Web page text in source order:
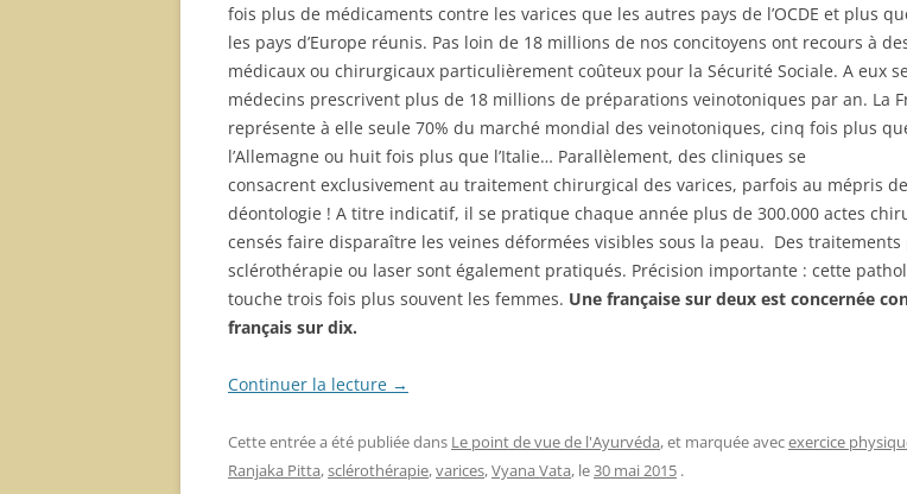
fois plus de médicaments contre les varices que les autres pays de l’OCDE et plus
les pays d’Europe réunis. Pas loin de 18 millions de nos concitoyens ont recours à
médicaux ou chirurgicaux particulièrement coûteux pour la Sécurité Sociale. A eux
médecins prescrivent plus de 18 millions de préparations veinotoniques par an. La
représente à elle seule 70% du marché mondial des veinotoniques, cinq fois plus
l’Allemagne ou huit fois plus que l’Italie… Parallèlement, des cliniques se
consacrent exclusivement au traitement chirurgical des varices, parfois au mépris
déontologie ! A titre indicatif, il se pratique chaque année plus de 300.000 actes
censés faire disparaître les veines déformées visibles sous la peau. Des traitements
sclérothérapie ou laser sont également pratiqués. Précision importante : cette
touche trois fois plus souvent les femmes. Une française sur deux est concernée
français sur dix.
Continuer la lecture →
Cette entrée a été publiée dans Le point de vue de l'Ayurvéda, et marquée avecexercice
Ranjaka Pitta,sclérothérapie,varices,Vyana Vata, le30 mai 2015 .